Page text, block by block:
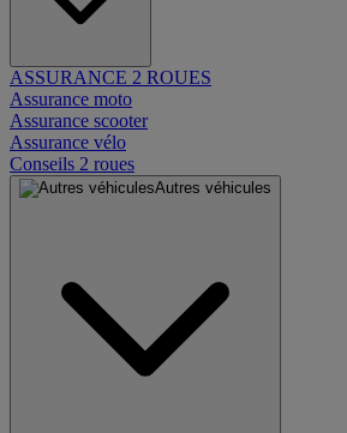
ASSURANCE 2 ROUES
Assurance moto
Assurance scooter
Assurance vélo
Conseils 2 roues
Autres véhicules